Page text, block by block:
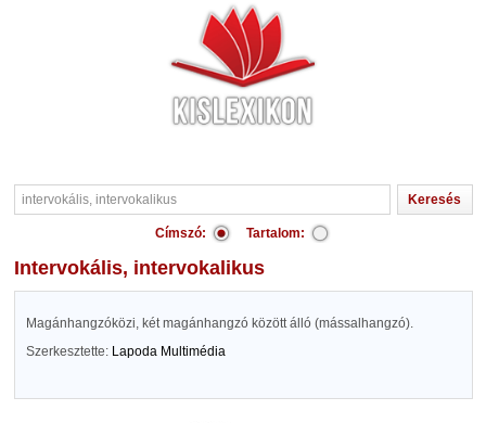
Címszó: Tartalom:
intervokális, intervokalikus
Magánhangzóközi, két magánhangzó között álló (mássalhangzó).
Szerkesztette: Lapoda Multimédia